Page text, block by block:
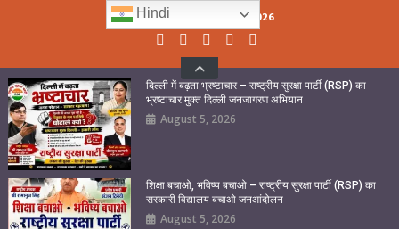
Thursday, August 06, 2026
दिल्ली में बढ़ता भ्रष्टाचार – राष्ट्रीय सुरक्षा पार्टी (RSP) का
भ्रष्टाचार मुक्त दिल्ली जनजागरण अभियान
August 5, 2026
शिक्षा बचाओ, भविष्य बचाओ – राष्ट्रीय सुरक्षा पार्टी (RSP) का
सरकारी विद्यालय बचाओ जनआंदोलन
August 5, 2026
Hindi